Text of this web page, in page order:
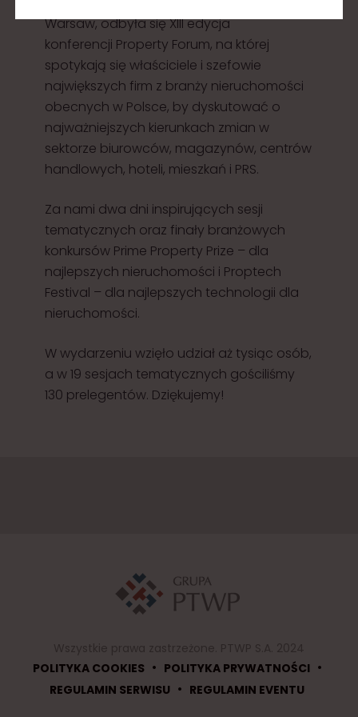
Warsaw, odbyła się XIII edycja
konferencji Property Forum, na której
spotykają się właściciele i szefowie
największych firm z branży nieruchomości
obecnych w Polsce, by dyskutować o
najważniejszych kierunkach zmian w
sektorze biurowców, magazynów, centrów
handlowych, hoteli, mieszkań i PRS.
Za nami dwa dni inspirujących sesji
tematycznych oraz finały branżowych
konkursów Prime Property Prize – dla
najlepszych nieruchomości i Proptech
Festival – dla najlepszych technologii dla
nieruchomości.
W wydarzeniu wzięło udział aż tysiąc osób,
a w 19 sesjach tematycznych gościliśmy
130 prelegentów. Dziękujemy!
POLITYKA COOKIES • POLITYKA PRYWATNOŚCI •
REGULAMIN SERWISU • REGULAMIN EVENTU